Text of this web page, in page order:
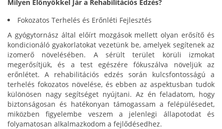
Milyen Előnyökkel Jár a Rehabilitációs Edzés?
Fokozatos Terhelés és Erőnléti Fejlesztés
A gyógytornász által előírt mozgások mellett olyan erősítő és
kondicionáló gyakorlatokat vezetünk be, amelyek segítenek az
izomerő növelésében. A sérült terület körüli izmokat
megerősítjük, és a test egészére fókuszálva növeljük az
erőnlétet. A rehabilitációs edzés során kulcsfontosságú a
terhelés fokozatos növelése, és ebben az aspektusban tudok
különösen nagy segítséget nyújtani. Az én feladatom, hogy
biztonságosan és hatékonyan támogassam a felépülésedet,
miközben figyelembe veszem a jelenlegi állapotodat és
folyamatosan alkalmazkodom a fejlődésedhez.